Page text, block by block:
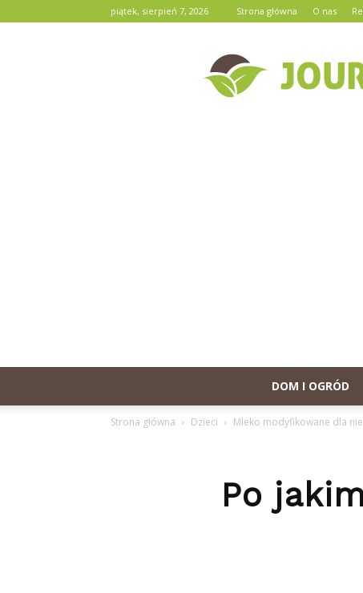
piątek, sierpień 7, 2026 Strona główna O nas
DOM I OGRÓD
Strona główna Dzieci Mleko modyfikowane dla
Po